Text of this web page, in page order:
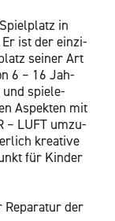
in
Er ist der ein­zi­
sei­ner Art
6 – 16 Jah­
und spie­le­
As­pek­ten mit
– LUFT um­zu­
krea­ti­ve
für Kin­der
Re­pa­ra­tur der